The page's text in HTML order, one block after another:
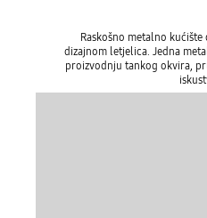
Raskošno metalno
dizajnom letjelica. Jedna
proizvodnju tankog okvira,